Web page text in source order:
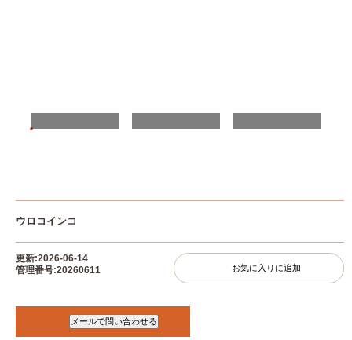
ウロコインコ
更新:2026-06-14
管理番号:20260611
お気に入りに追加